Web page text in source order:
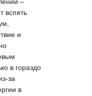
вспять
и
в гораздо
за
в